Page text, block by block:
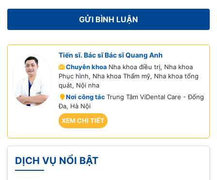
Tiến sĩ. Bác sĩ Bác sĩ Quang Anh
Chuyên khoa Nha khoa điều trị, Nha khoa
Phục hình, Nha khoa Thẩm mỹ, Nha khoa tổng
quát, Nội nha
Nơi công tác Trung Tâm ViDental Care - Đống
Đa, Hà Nội
XEM CHI TIẾT
DỊCH VỤ NỔI BẬT